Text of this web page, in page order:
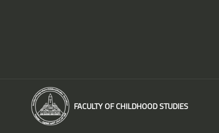
FACULTY OF CHILDHOOD STUDIES